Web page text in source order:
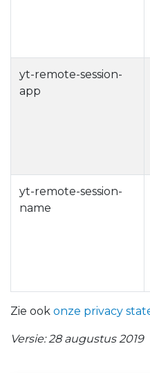
yt-remote-session-
app
yt-remote-session-
name
Zie ook onze privacy
Versie: 28 augustus 2019